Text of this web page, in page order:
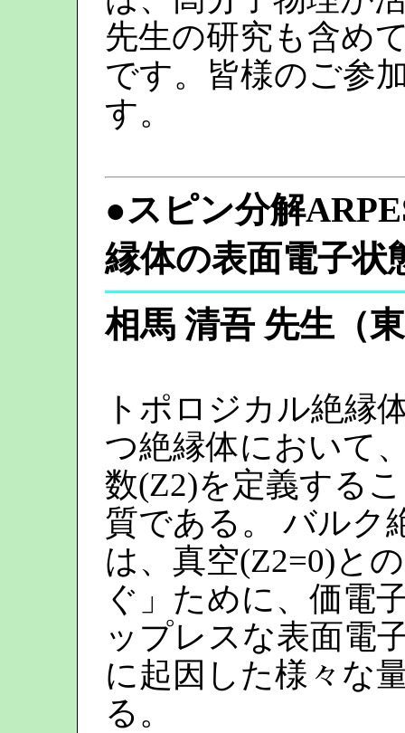
先生の研究も含め
です。皆様のご参
す。
●スピン分解
縁体の表面電子状
相馬 清吾 先生（
トポロジカル絶縁
つ絶縁体において
数(Z2)を定義する
質である。 バルク
は、真空(Z2=0)と
ぐ」ために、価電
ップレスな表面電
に起因した様々な
る。